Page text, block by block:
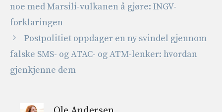
noe med Marsili-vulkanen å gjøre: INGV-
forklaringen
Postpolitiet oppdager en ny svindel gjennom
falske SMS- og ATAC- og ATM-lenker: hvordan
gjenkjenne dem